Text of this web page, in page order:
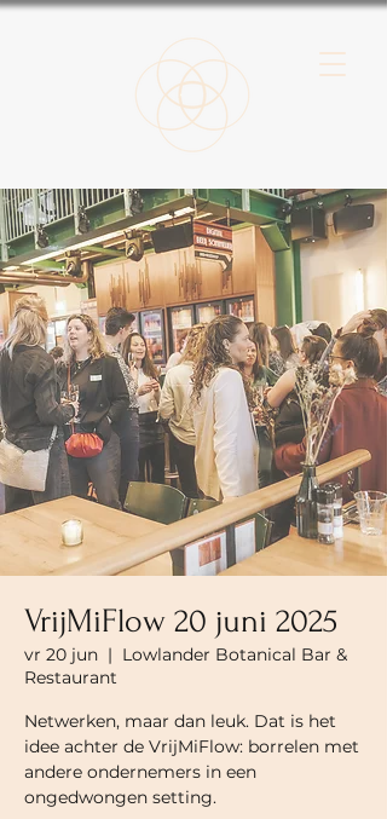
VrijMiFlow 20 juni 2025
vr 20 jun
  |
Lowlander Botanical Bar &
Restaurant
Netwerken, maar dan leuk. Dat is het
idee achter de VrijMiFlow: borrelen met
andere ondernemers in een
ongedwongen setting.